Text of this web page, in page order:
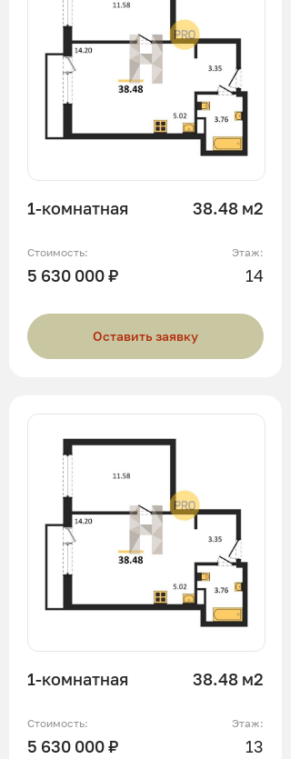
1-комнатная 38.48 м2
Стоимость:
5 630 000 ₽
Этаж:
14
Оставить заявку
1-комнатная 38.48 м2
Стоимость:
5 630 000 ₽
Этаж:
13